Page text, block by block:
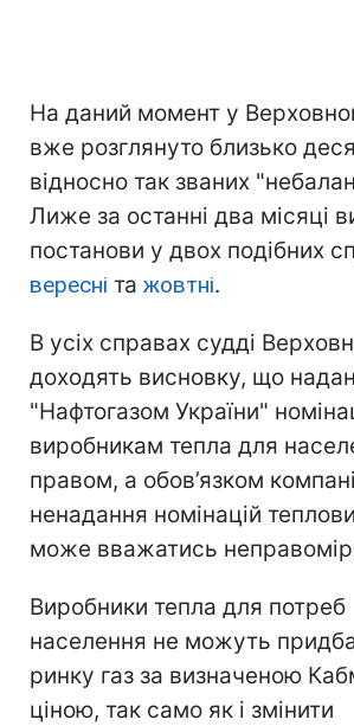
На даний момент у
вже розглянуто близько
відносно так званих
Лиже за останні два місяці
постанови у двох подібних
вересні та жовтні.
В усіх справах судді
доходять висновку, що
"Нафтогазом України"
виробникам тепла для
правом, а обов’язком
ненадання номінацій
може вважатись
Виробники тепла для потреб
населення не можуть
ринку газ за визначеною
ціною, так само як і змінити